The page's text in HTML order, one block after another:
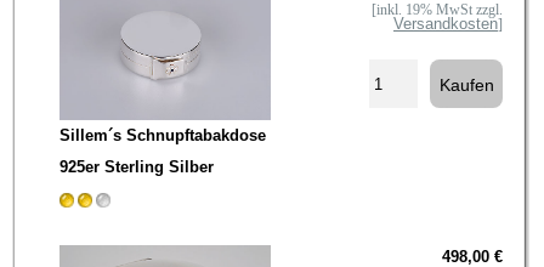
Sillem´s Schnupftabakdose
925er Sterling Silber
[inkl. 19% MwSt zzgl.
Versandkosten]
498,00 €